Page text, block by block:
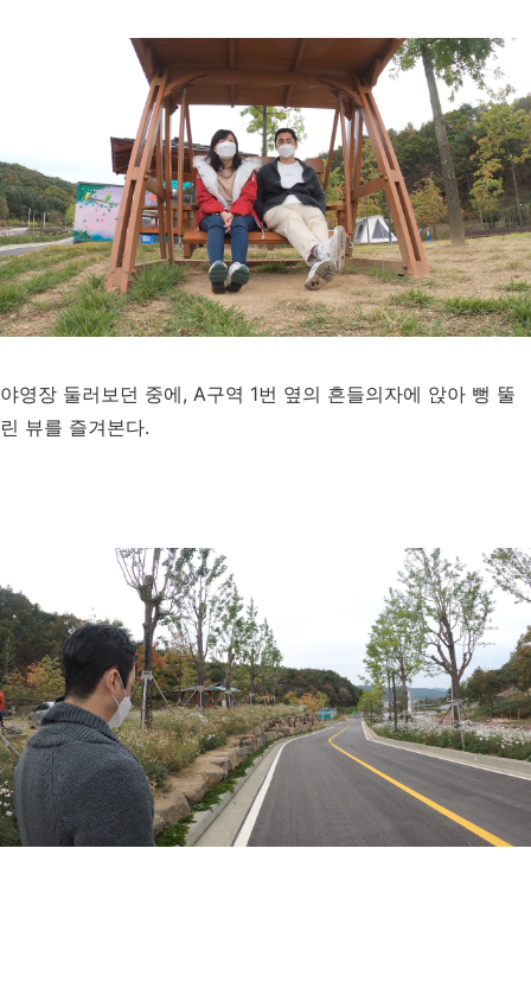
야영장 둘러보던 중에, A구역 1번 옆의 흔들의자에 앉아 뻥 뚤
린 뷰를 즐겨본다.